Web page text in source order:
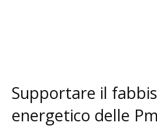
Supportare il
energetico delle